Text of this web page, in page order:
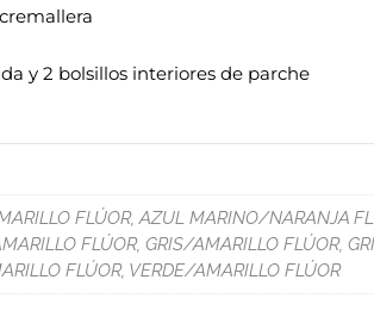
y 2 bolsillos interiores de parche
FLÚOR, AZUL MARINO/NARANJA
FLÚOR, GRIS/AMARILLO FLÚOR,
FLÚOR, VERDE/AMARILLO FLÚOR